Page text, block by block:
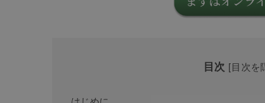
目次 [目次を